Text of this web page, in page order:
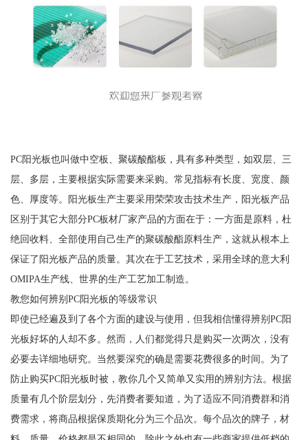
PC阳光板也叫做中空板、聚碳酸酯板，具有多种类型，如双层、三
层、多层，主要根据实际需要来采购。常见指标有长度、宽度、颜
色、厚度等。阳光板生产主要采用荣荣攻击技术生产，阳光板产品
区别于其它大部分PC板材厂家产品的方面在于：一方面是原料，杜
绝回收料、全部使用自己生产的聚碳酸酯原料生产，这就从根本上
保证了阳光板产品的质量。其次在于工艺技术，采用全球的意大利
OMIPA生产线、世界的生产工艺加工制造。
教您如何辨别PC阳光板的等级常识
即使已经遍及到了各个方面的建设与使用，但我相信懂得辨别PC阳
光板好坏的人却不多。然而，人们都觉得只是购买一次两次，没有
必要去详细地研究。当然要深究的确是需要花费很多的时间。为了
防止购买PC阳光板时被，教你几个又简单又实用的辨别方法。根据
质量有几个阶层划分，先消费者要知道，为了适应不同消费群和消
费需求，将商品根据保质期化分为三个品次。每个品次的牌子，材